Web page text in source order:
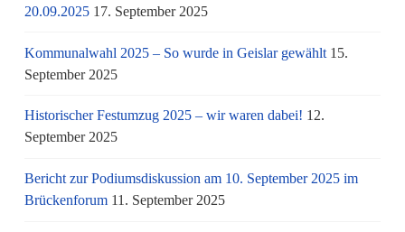
20.09.2025 17. September 2025
Kommunalwahl 2025 – So wurde in Geislar gewählt 15.
September 2025
Historischer Festumzug 2025 – wir waren dabei! 12.
September 2025
Bericht zur Podiumsdiskussion am 10. September 2025 im
Brückenforum 11. September 2025